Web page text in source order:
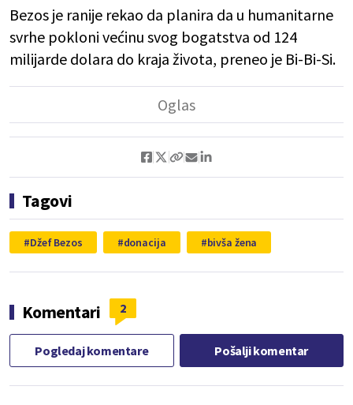
Bezos je ranije rekao da planira da u humanitarne
svrhe pokloni većinu svog bogatstva od 124
milijarde dolara do kraja života, preneo je Bi-Bi-Si.
Tagovi
Džef Bezos donacija bivša žena
Komentari 2
Pogledaj komentare Pošalji komentar